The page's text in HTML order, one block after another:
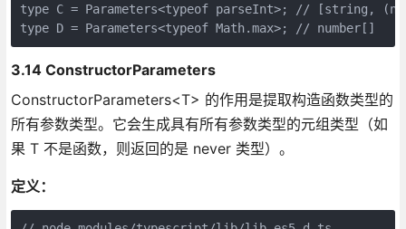
type C = Parameters<typeof parseInt>; // [string,
3.14 ConstructorParameters
ConstructorParameters<T> 的作用是提取构造函数类型的
所有参数类型。它会生成具有所有参数类型的元组类型（如
果 T 不是函数，则返回的是 never 类型）。
定义：